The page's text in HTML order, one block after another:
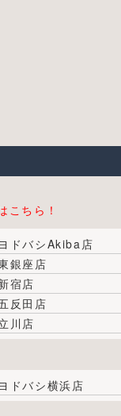
ちら！
ヨドバシAkiba店
銀座店
宿店
反田店
川店
ヨドバシ横浜店